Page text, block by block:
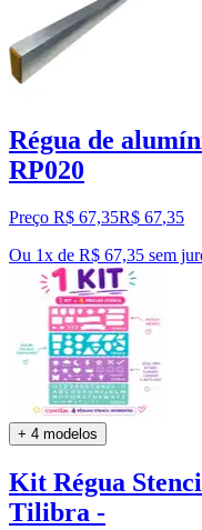
Régua de
RP020
Preço R$ 67,35R$ 67,35
Ou 1x de R$ 67,35 sem
+ 4 modelos
Kit Régua
Tilibra -